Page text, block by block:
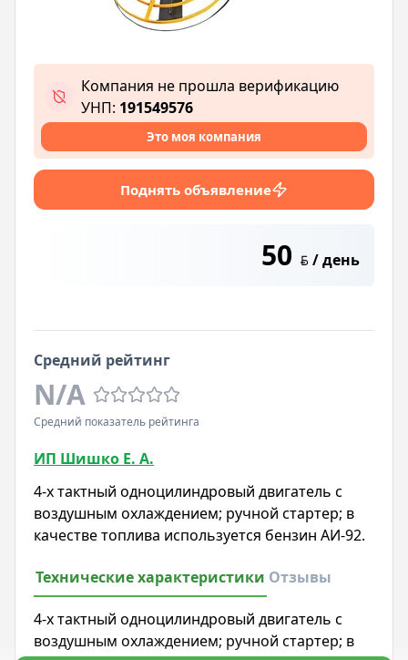
ИП Шишко Е. А.
4-х тактный одноцилиндровый двигатель с
воздушным охлаждением; ручной стартер; в
качестве топлива используется бензин АИ-92.
Технические характеристики Отзывы
4-х тактный одноцилиндровый двигатель с
воздушным охлаждением; ручной стартер; в
Компания не прошла верификацию
УНП: 191549576
Это моя компания
Поднять объявление
50 BYN / день
Средний рейтинг
N/A
Средний показатель рейтинга